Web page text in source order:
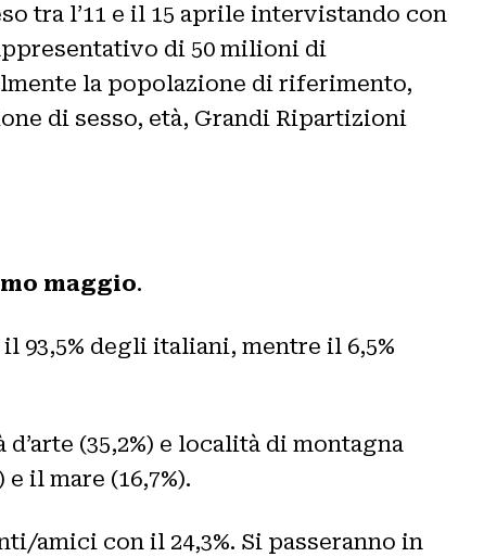
tra l’11 e il 15 aprile intervistando con
di 50 milioni di
la popolazione di riferimento,
di sesso, età, Grandi Ripartizioni
maggio.
93,5% degli italiani, mentre il 6,5%
(35,2%) e località di montagna
il mare (16,7%).
amici con il 24,3%. Si passeranno in